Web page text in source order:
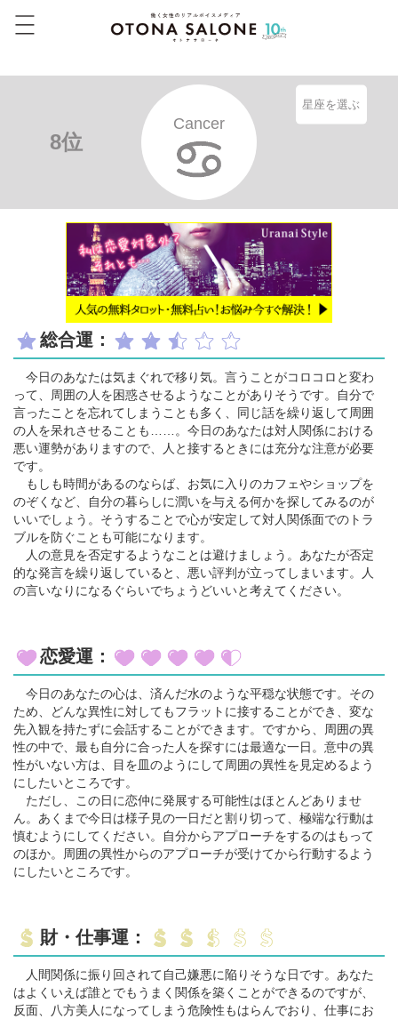
8位
Cancer
星座を選ぶ
総合運：
今日のあなたは気まぐれで移り気。言うことがコロコロと変わ
って、周囲の人を困惑させるようなことがありそうです。自分で
言ったことを忘れてしまうことも多く、同じ話を繰り返して周囲
の人を呆れさせることも……。今日のあなたは対人関係における
悪い運勢がありますので、人と接するときには充分な注意が必要
です。
もしも時間があるのならば、お気に入りのカフェやショップを
のぞくなど、自分の暮らしに潤いを与える何かを探してみるのが
いいでしょう。そうすることで心が安定して対人関係面でのトラ
ブルを防ぐことも可能になります。
人の意見を否定するようなことは避けましょう。あなたが否定
的な発言を繰り返していると、悪い評判が立ってしまいます。人
の言いなりになるぐらいでちょうどいいと考えてください。
恋愛運：
今日のあなたの心は、済んだ水のような平穏な状態です。その
ため、どんな異性に対してもフラットに接することができ、変な
先入観を持たずに会話することができます。ですから、周囲の異
性の中で、最も自分に合った人を探すには最適な一日。意中の異
性がいない方は、目を皿のようにして周囲の異性を見定めるよう
にしたいところです。
ただし、この日に恋仲に発展する可能性はほとんどありませ
ん。あくまで今日は様子見の一日だと割り切って、極端な行動は
慎むようにしてください。自分からアプローチをするのはもって
のほか。周囲の異性からのアプローチが受けてから行動するよう
にしたいところです。
財・仕事運：
人間関係に振り回されて自己嫌悪に陥りそうな日です。あなた
はよくいえば誰とでもうまく関係を築くことができるのですが、
反面、八方美人になってしまう危険性もはらんでおり、仕事にお